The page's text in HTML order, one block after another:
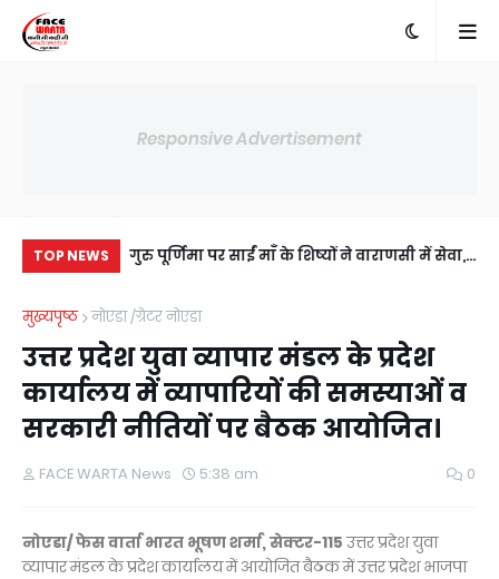
Responsive Advertisement
TOP NEWS
में अंसल गोल्फ
गुरु पूर्णिमा पर साईं माँ के शिष्यों ने वाराणसी में सेवा,
मुख्यपृष्ठ
नोएडा /ग्रेटर नोएडा
उत्तर प्रदेश युवा व्यापार मंडल के प्रदेश
कार्यालय में व्यापारियों की समस्याओं व
सरकारी नीतियों पर बैठक आयोजित।
FACE WARTA News 5:38 am 0
नोएडा/ फेस वार्ता भारत भूषण शर्मा, सेक्टर-115उत्तर प्रदेश युवा
व्यापार मंडल के प्रदेश कार्यालय में आयोजित बैठक में उत्तर प्रदेश भाजपा